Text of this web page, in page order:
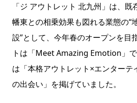
「ジ アウトレット 北九州」は、
幡東との相乗効果も図れる業態の“
設”として、今年春のオープンを目
トは「Meet Amazing Emotion」
は「本格アウトレット×エンターテ
の出会い」を掲げていました。